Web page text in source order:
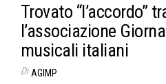
Trovato “l’accordo”
l’associazione
musicali italiani
Di AGIMP